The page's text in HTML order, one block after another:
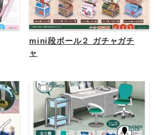
mini段ボール２ ガチャガチ
ャ